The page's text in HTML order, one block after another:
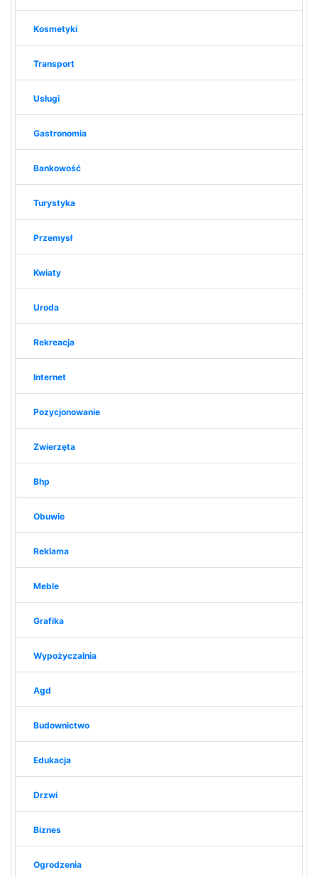
Kosmetyki
Transport
Usługi
Gastronomia
Bankowość
Turystyka
Przemysł
Kwiaty
Uroda
Rekreacja
Internet
Pozycjonowanie
Zwierzęta
Bhp
Obuwie
Reklama
Meble
Grafika
Wypożyczalnia
Agd
Budownictwo
Edukacja
Drzwi
Biznes
Ogrodzenia